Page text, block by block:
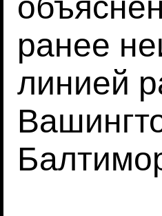
ранее
линией